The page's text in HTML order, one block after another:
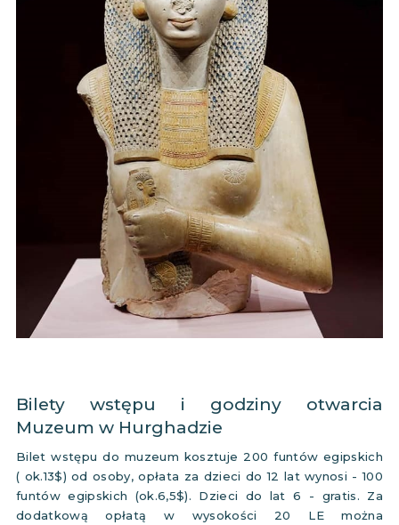
Bilety wstępu i godziny otwarcia
Muzeum w Hurghadzie
Bilet wstępu do muzeum kosztuje 200 funtów egipskich
( ok.13$) od osoby, opłata za dzieci do 12 lat wynosi - 100
funtów egipskich (ok.6,5$). Dzieci do lat 6 - gratis. Za
dodatkową opłatą w wysokości 20 LE można